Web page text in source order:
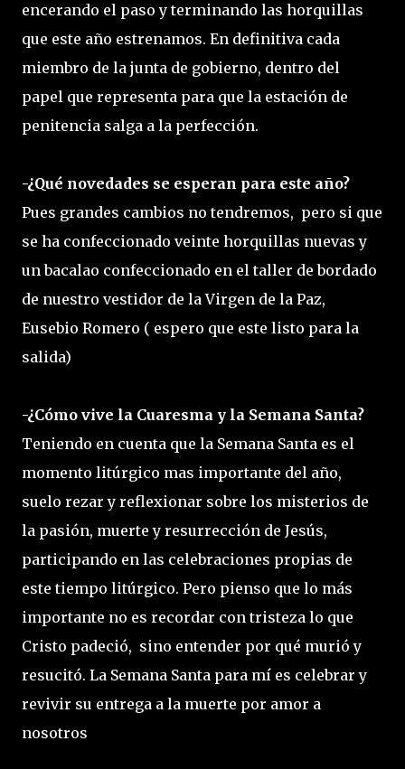
encerando el paso y terminando las horquillas
que este año estrenamos. En definitiva cada
miembro de la junta de gobierno, dentro del
papel que representa para que la estación de
penitencia salga a la perfección.
-¿Qué novedades se esperan para este año?
Pues grandes cambios no tendremos, pero si que
se ha confeccionado veinte horquillas nuevas y
un bacalao confeccionado en el taller de bordado
de nuestro vestidor de la Virgen de la Paz,
Eusebio Romero ( espero que este listo para la
salida)
-¿Cómo vive la Cuaresma y la Semana Santa?
Teniendo en cuenta que la Semana Santa es el
momento litúrgico mas importante del año,
suelo rezar y reflexionar sobre los misterios de
la pasión, muerte y resurrección de Jesús,
participando en las celebraciones propias de
este tiempo litúrgico. Pero pienso que lo más
importante no es recordar con tristeza lo que
Cristo padeció, sino entender por qué murió y
resucitó. La Semana Santa para mí es celebrar y
revivir su entrega a la muerte por amor a
nosotros